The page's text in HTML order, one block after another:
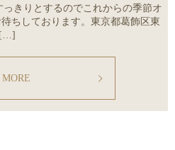
きりとするのでこれからの季節オ
ちしております。東京都葛飾区東
[…]
MORE